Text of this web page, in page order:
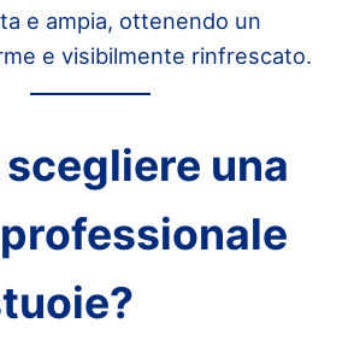
e ampia, ottenendo un
e visibilmente rinfrescato.
una